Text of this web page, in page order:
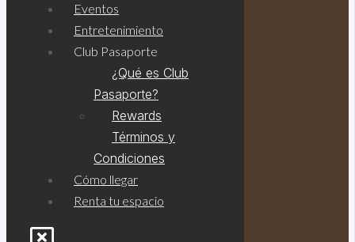
Eventos
Entretenimiento
Club Pasaporte
¿Qué es Club
Pasaporte?
Rewards
Términos y
Condiciones
Cómo llegar
Renta tu espacio
Legal
Bolsa de trabajo